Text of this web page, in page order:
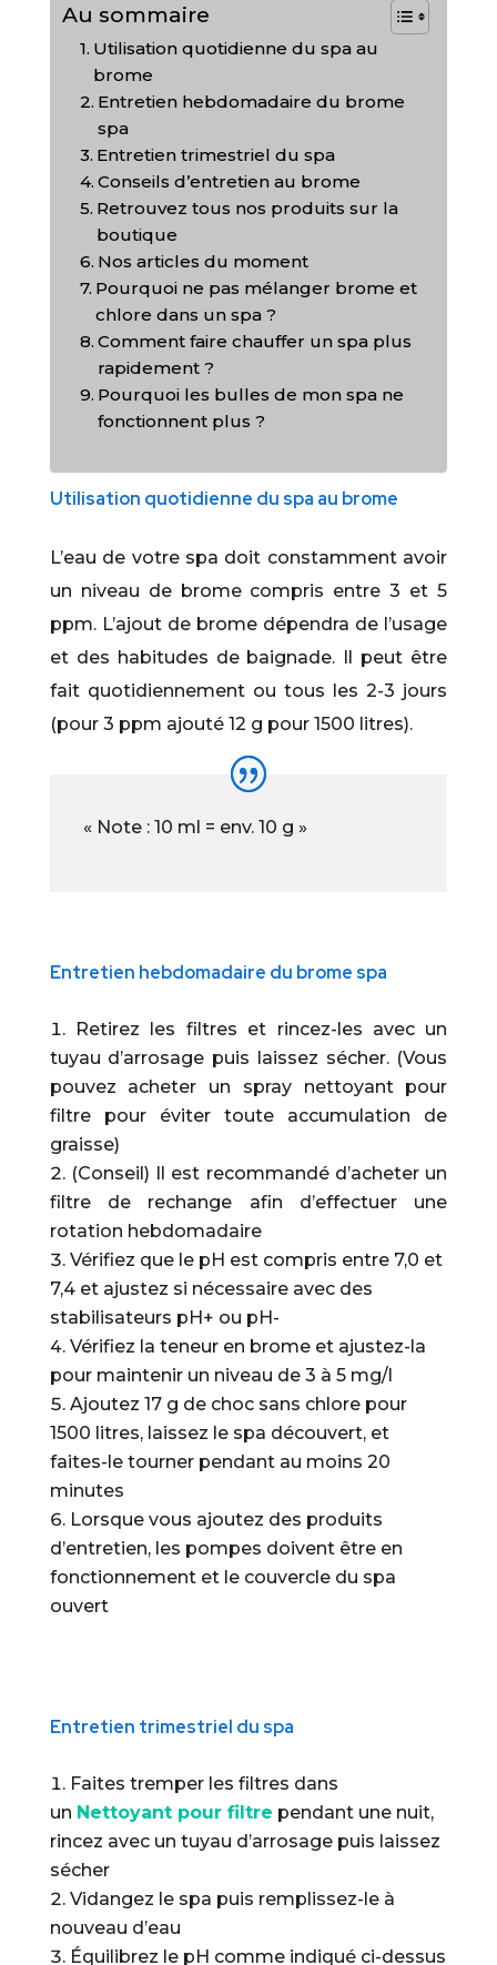
Au sommaire
Utilisation quotidienne du spa au
brome
Entretien hebdomadaire du brome
spa
Entretien trimestriel du spa
Conseils d’entretien au brome
Retrouvez tous nos produits sur la
boutique
Nos articles du moment
Pourquoi ne pas mélanger brome et
chlore dans un spa ?
Comment faire chauffer un spa plus
rapidement ?
Pourquoi les bulles de mon spa ne
fonctionnent plus ?
Utilisation quotidienne du spa au brome
L’eau de votre spa doit constamment avoir
un niveau de brome compris entre 3 et 5
ppm. L’ajout de brome dépendra de l’usage
et des habitudes de baignade. Il peut être
fait quotidiennement ou tous les 2-3 jours
(pour 3 ppm ajouté 12 g pour 1500 litres).
« Note : 10 ml = env. 10 g »
Entretien hebdomadaire du brome spa
Retirez les filtres et rincez-les avec un
tuyau d’arrosage puis laissez sécher. (Vous
pouvez acheter un spray nettoyant pour
filtre pour éviter toute accumulation de
graisse)
(Conseil) Il est recommandé d’acheter un
filtre de rechange afin d’effectuer une
rotation hebdomadaire
Vérifiez que le pH est compris entre 7,0 et
7,4 et ajustez si nécessaire avec des
stabilisateurs pH+ ou pH-
Vérifiez la teneur en brome et ajustez-la
pour maintenir un niveau de 3 à 5 mg/l
Ajoutez 17 g de choc sans chlore pour
1500 litres, laissez le spa découvert, et
faites-le tourner pendant au moins 20
minutes
Lorsque vous ajoutez des produits
d’entretien, les pompes doivent être en
fonctionnement et le couvercle du spa
ouvert
Entretien trimestriel du spa
Faites tremper les filtres dans
un Nettoyant pour filtre pendant une nuit,
rincez avec un tuyau d’arrosage puis laissez
sécher
Vidangez le spa puis remplissez-le à
nouveau d’eau
Équilibrez le pH comme indiqué ci-dessus